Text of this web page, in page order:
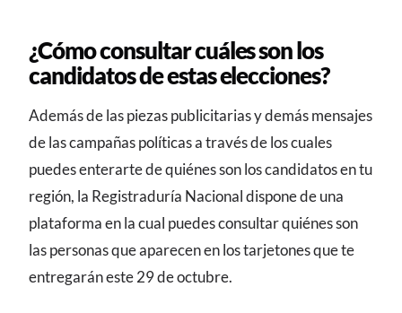
¿Cómo consultar cuáles son los
candidatos de estas elecciones?
Además de las piezas publicitarias y demás mensajes
de las campañas políticas a través de los cuales
puedes enterarte de quiénes son los candidatos en tu
región, la Registraduría Nacional dispone de una
plataforma en la cual puedes consultar quiénes son
las personas que aparecen en los tarjetones que te
entregarán este 29 de octubre.